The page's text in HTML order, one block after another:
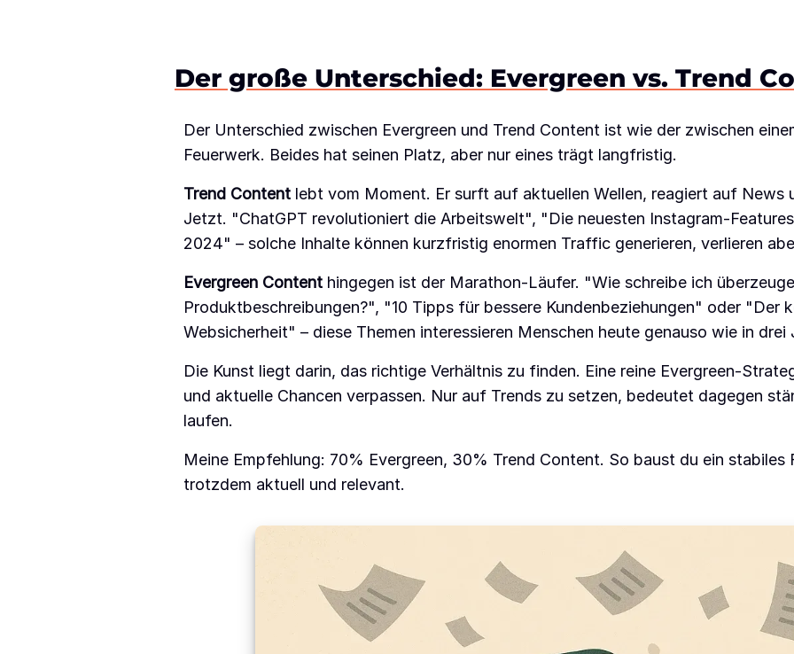
Der große Unterschied: Evergreen vs. Trend
Der Unterschied zwischen Evergreen und Trend Content ist wie der zwischen
Feuerwerk. Beides hat seinen Platz, aber nur eines trägt langfristig.
Trend Contentlebt vom Moment. Er surft auf aktuellen Wellen, reagiert auf News
Jetzt. "ChatGPT revolutioniert die Arbeitswelt", "Die neuesten Instagram-
2024" – solche Inhalte können kurzfristig enormen Traffic generieren, verlieren
Evergreen Contenthingegen ist der Marathon-Läufer. "Wie schreibe ich
Produktbeschreibungen?", "10 Tipps für bessere Kundenbeziehungen" oder "Der
Websicherheit" – diese Themen interessieren Menschen heute genauso wie in drei
Die Kunst liegt darin, das richtige Verhältnis zu finden. Eine reine Evergreen-
und aktuelle Chancen verpassen. Nur auf Trends zu setzen, bedeutet dagegen
laufen.
Meine Empfehlung: 70% Evergreen, 30% Trend Content. So baust du ein stabiles
trotzdem aktuell und relevant.